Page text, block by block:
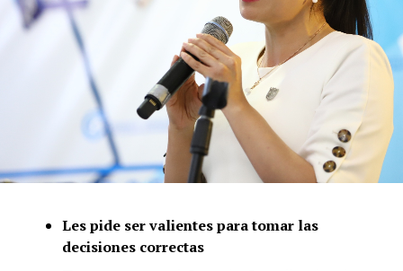
Les pide ser valientes para tomar las
decisiones correctas